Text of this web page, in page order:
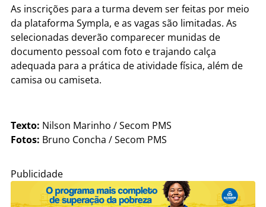
As inscrições para a turma devem ser feitas por meio
da plataforma Sympla, e as vagas são limitadas. As
selecionadas deverão comparecer munidas de
documento pessoal com foto e trajando calça
adequada para a prática de atividade física, além de
camisa ou camiseta.
Texto: Nilson Marinho / Secom PMS
Fotos: Bruno Concha / Secom PMS
Publicidade